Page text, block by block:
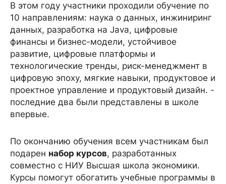
В этом году участники проходили обучение по
10 направлениям: наука о данных, инжиниринг
данных, разработка на Java, цифровые
финансы и бизнес-модели, устойчивое
развитие, цифровые платформы и
технологические тренды, риск-менеджмент в
цифровую эпоху, мягкие навыки, продуктовое и
проектное управление и продуктовый дизайн. -
последние два были представлены в школе
впервые.
По окончанию обучения всем участникам был
подарен набор курсов, разработанных
совместно с НИУ Высшая школа экономики.
Курсы помогут обогатить учебные программы в